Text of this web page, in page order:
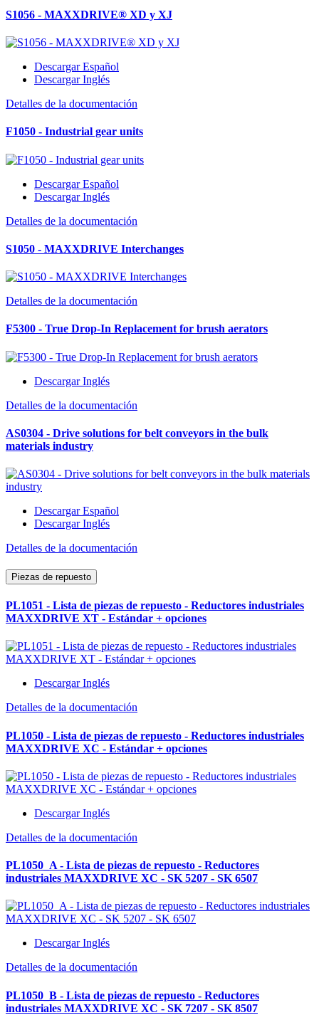
S1056 - MAXXDRIVE® XD y XJ
Descargar Español
Descargar Inglés
Detalles de la documentación
F1050 - Industrial gear units
Descargar Español
Descargar Inglés
Detalles de la documentación
S1050 - MAXXDRIVE Interchanges
Detalles de la documentación
F5300 - True Drop-In Replacement for brush aerators
Descargar Inglés
Detalles de la documentación
AS0304 - Drive solutions for belt conveyors in the bulk
materials industry
Descargar Español
Descargar Inglés
Detalles de la documentación
Piezas de repuesto
PL1051 - Lista de piezas de repuesto - Reductores industriales
MAXXDRIVE XT - Estándar + opciones
Descargar Inglés
Detalles de la documentación
PL1050 - Lista de piezas de repuesto - Reductores industriales
MAXXDRIVE XC - Estándar + opciones
Descargar Inglés
Detalles de la documentación
PL1050_A - Lista de piezas de repuesto - Reductores
industriales MAXXDRIVE XC - SK 5207 - SK 6507
Descargar Inglés
Detalles de la documentación
PL1050_B - Lista de piezas de repuesto - Reductores
industriales MAXXDRIVE XC - SK 7207 - SK 8507